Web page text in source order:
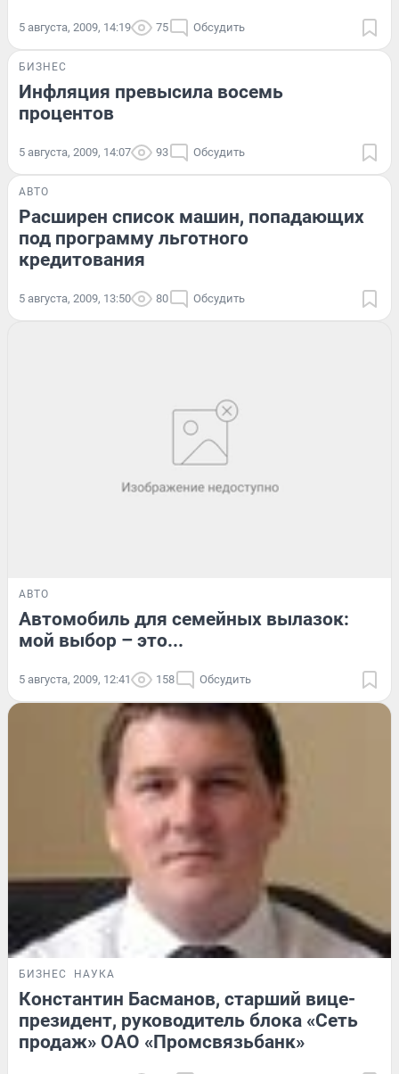
5 августа, 2009, 14:19 75 Обсудить
БИЗНЕС
Инфляция превысила восемь
процентов
5 августа, 2009, 14:07 93 Обсудить
АВТО
Расширен список машин, попадающих
под программу льготного
кредитования
5 августа, 2009, 13:50 80 Обсудить
АВТО
Автомобиль для семейных вылазок:
мой выбор – это...
5 августа, 2009, 12:41 158 Обсудить
БИЗНЕС НАУКА
Константин Басманов, старший вице-
президент, руководитель блока «Сеть
продаж» ОАО «Промсвязьбанк»